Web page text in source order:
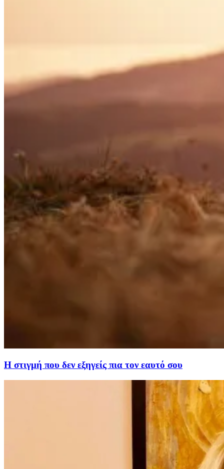
Η στιγμή που δεν εξηγείς πια τον εαυτό σου